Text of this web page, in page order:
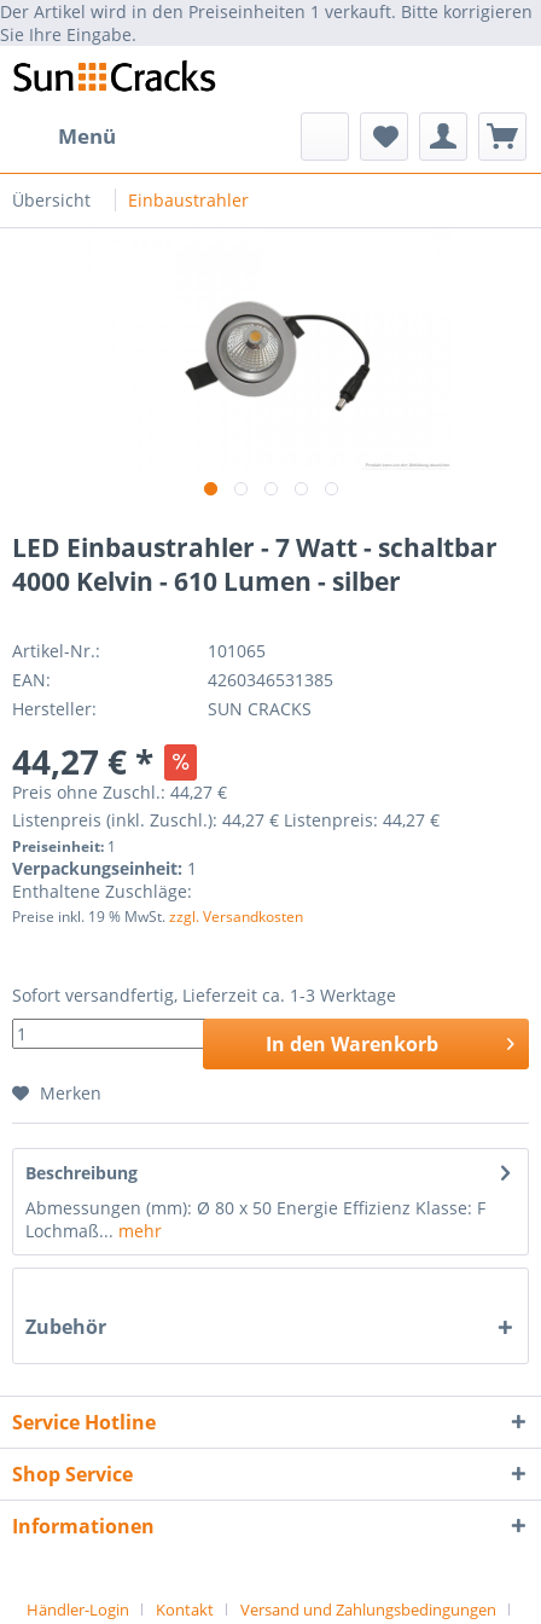
Der Artikel wird in den Preiseinheiten 1 verkauft. Bitte korrigieren
Sie Ihre Eingabe.
Menü
Übersicht Einbaustrahler
LED Einbaustrahler - 7 Watt - schaltbar
4000 Kelvin - 610 Lumen - silber
Artikel-Nr.:
101065
EAN:
4260346531385
Hersteller:
SUN CRACKS
44,27 € *
Preis ohne Zuschl.: 44,27 €
Listenpreis (inkl. Zuschl.): 44,27 € Listenpreis: 44,27 €
Preiseinheit: 1
Verpackungseinheit: 1
Enthaltene Zuschläge:
Preise inkl. 19 % MwSt.zzgl. Versandkosten
Sofort versandfertig, Lieferzeit ca. 1-3 Werktage
In den Warenkorb
Merken
Beschreibung
Abmessungen (mm): Ø 80 x 50 Energie Effizienz Klasse: F
Lochmaß... mehr
Zubehör
Service Hotline
Shop Service
Informationen
Händler-Login Kontakt Versand und Zahlungsbedingungen